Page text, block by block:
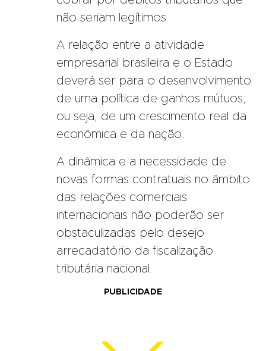
não seriam legítimos.
A relação entre a atividade
empresarial brasileira e o Estado
deverá ser para o desenvolvimento
de uma política de ganhos mútuos,
ou seja, de um crescimento real da
econômica e da nação.
A dinâmica e a necessidade de
novas formas contratuais no âmbito
das relações comerciais
internacionais não poderão ser
obstaculizadas pelo desejo
arrecadatório da fiscalização
tributária nacional.
PUBLICIDADE